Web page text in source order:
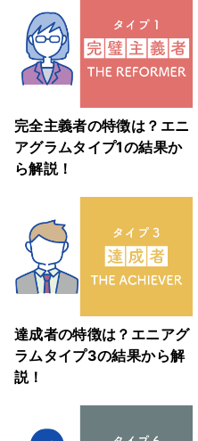
完全主義者の特徴は？エニ
アグラムタイプ1の結果か
ら解説！
達成者の特徴は？エニアグ
ラムタイプ3の結果から解
説！